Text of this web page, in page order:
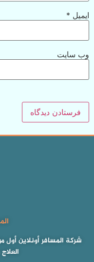
ایمیل *
وب‌ سایت
شركة المسافر أونلاين أول